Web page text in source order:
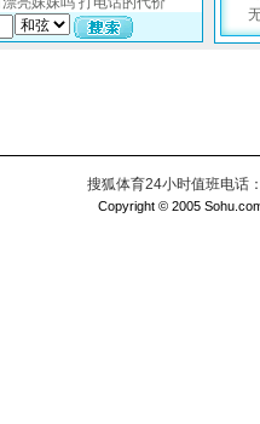
搜狐体育24小时值班电话
Copyright © 2005